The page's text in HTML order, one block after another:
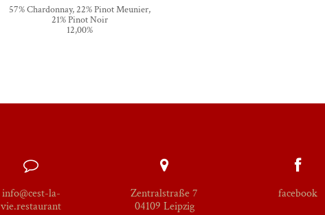
57% Chardonnay, 22% Pinot Meunier,
21% Pinot Noir
12,00%
info@cest-la-
vie.restaurant
Zentralstraße 7
04109 Leipzig
facebook